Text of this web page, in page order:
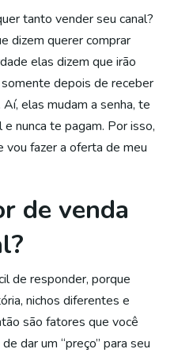
tanto vender seu canal?
dizem querer comprar
elas dizem que irão
depois de receber
elas mudam a senha, te
nunca te pagam. Por isso,
vou fazer a oferta de meu
de venda
de responder, porque
nichos diferentes e
são fatores que você
dar um “preço” para seu